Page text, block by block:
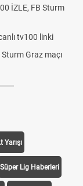
İZLE, FB Sturm
tv100 linki
Graz maçı
Yarışı
Süper Lig Haberleri